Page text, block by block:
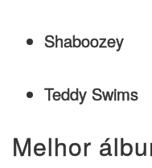
Shaboozey
Teddy Swims
Melhor